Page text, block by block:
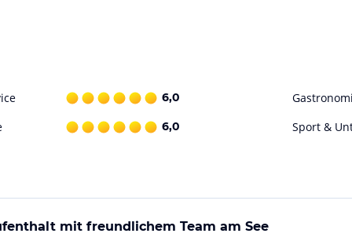
heißen Tagen abkühlen können. Entspannen
die Sonne. In der Umgebung gibt es viele
Kostenfreie Privatparkplätze stehen Ihnen
Gewähr. Bitte lies vor der Buchung die
6,0
6,0 Sport &
mit freundlichem Team am See